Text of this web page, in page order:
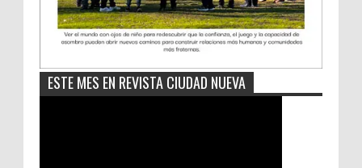
ESTE MES EN REVISTA CIUDAD NUEVA